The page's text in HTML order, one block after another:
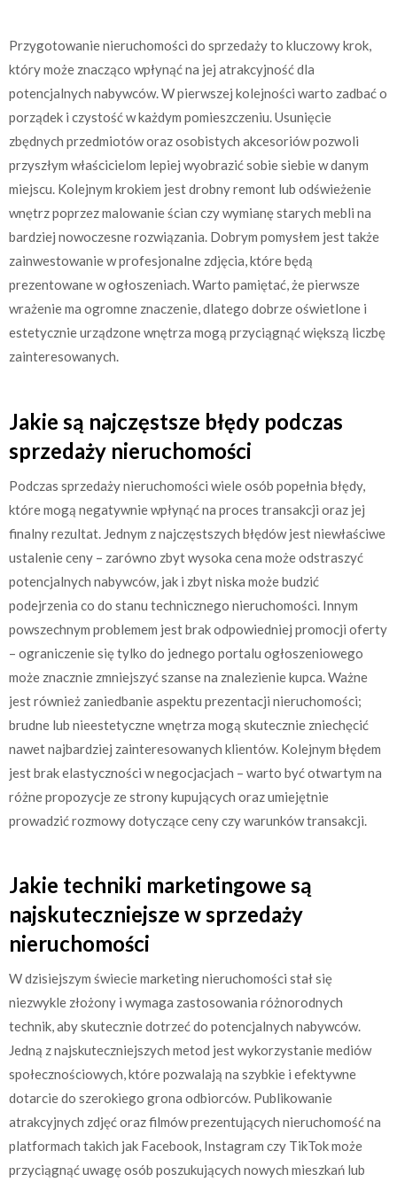
Przygotowanie nieruchomości do sprzedaży to kluczowy krok,
który może znacząco wpłynąć na jej atrakcyjność dla
potencjalnych nabywców. W pierwszej kolejności warto zadbać o
porządek i czystość w każdym pomieszczeniu. Usunięcie
zbędnych przedmiotów oraz osobistych akcesoriów pozwoli
przyszłym właścicielom lepiej wyobrazić sobie siebie w danym
miejscu. Kolejnym krokiem jest drobny remont lub odświeżenie
wnętrz poprzez malowanie ścian czy wymianę starych mebli na
bardziej nowoczesne rozwiązania. Dobrym pomysłem jest także
zainwestowanie w profesjonalne zdjęcia, które będą
prezentowane w ogłoszeniach. Warto pamiętać, że pierwsze
wrażenie ma ogromne znaczenie, dlatego dobrze oświetlone i
estetycznie urządzone wnętrza mogą przyciągnąć większą liczbę
zainteresowanych.
Jakie są najczęstsze błędy podczas
sprzedaży nieruchomości
Podczas sprzedaży nieruchomości wiele osób popełnia błędy,
które mogą negatywnie wpłynąć na proces transakcji oraz jej
finalny rezultat. Jednym z najczęstszych błędów jest niewłaściwe
ustalenie ceny – zarówno zbyt wysoka cena może odstraszyć
potencjalnych nabywców, jak i zbyt niska może budzić
podejrzenia co do stanu technicznego nieruchomości. Innym
powszechnym problemem jest brak odpowiedniej promocji oferty
– ograniczenie się tylko do jednego portalu ogłoszeniowego
może znacznie zmniejszyć szanse na znalezienie kupca. Ważne
jest również zaniedbanie aspektu prezentacji nieruchomości;
brudne lub nieestetyczne wnętrza mogą skutecznie zniechęcić
nawet najbardziej zainteresowanych klientów. Kolejnym błędem
jest brak elastyczności w negocjacjach – warto być otwartym na
różne propozycje ze strony kupujących oraz umiejętnie
prowadzić rozmowy dotyczące ceny czy warunków transakcji.
Jakie techniki marketingowe są
najskuteczniejsze w sprzedaży
nieruchomości
W dzisiejszym świecie marketing nieruchomości stał się
niezwykle złożony i wymaga zastosowania różnorodnych
technik, aby skutecznie dotrzeć do potencjalnych nabywców.
Jedną z najskuteczniejszych metod jest wykorzystanie mediów
społecznościowych, które pozwalają na szybkie i efektywne
dotarcie do szerokiego grona odbiorców. Publikowanie
atrakcyjnych zdjęć oraz filmów prezentujących nieruchomość na
platformach takich jak Facebook, Instagram czy TikTok może
przyciągnąć uwagę osób poszukujących nowych mieszkań lub